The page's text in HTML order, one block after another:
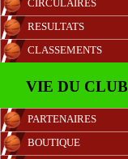
CIRCULAIRES
RESULTATS
CLASSEMENTS
VIE DU CLUB
PARTENAIRES
BOUTIQUE